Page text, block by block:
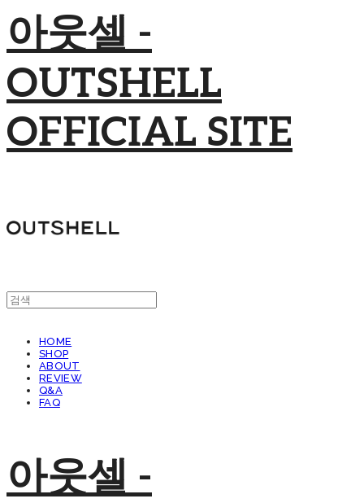
아웃셀 -
OUTSHELL
OFFICIAL SITE
HOME
SHOP
ABOUT
REVIEW
Q&A
FAQ
아웃셀 -